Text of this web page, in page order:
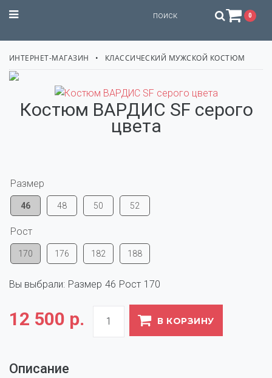
STILISSIMO 0
ИНТЕРНЕТ-МАГАЗИН КЛАССИЧЕСКИЙ МУЖСКОЙ КОСТЮМ
Костюм ВАРДИС SF серого
цвета
Размер
46 48 50 52
Рост
170 176 182 188
Вы выбрали: Размер 46 Рост 170
12 500 р. В КОРЗИНУ
Описание